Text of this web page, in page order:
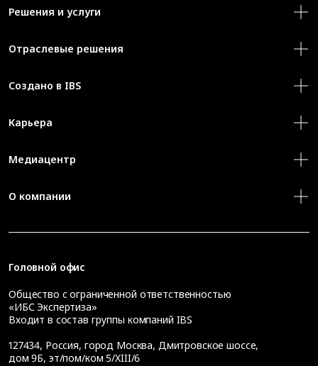
Решения и услуги
Отраслевые решения
Создано в IBS
Карьера
Медиацентр
О компании
Головной офис
Общество с ограниченной ответственностью
«ИБС Экспертиза»
Входит в состав группы компаний IBS
127434, Россия, город Москва, Дмитровское шоссе,
дом 9Б, эт/пом/ком 5/XIII/6